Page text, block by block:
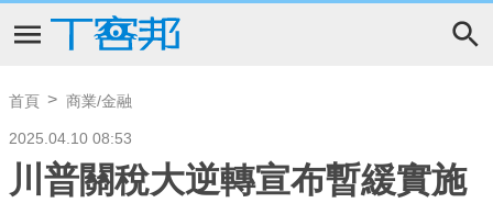
首頁 商業/金融
2025.04.10 08:53
川普關稅大逆轉宣布暫緩實施